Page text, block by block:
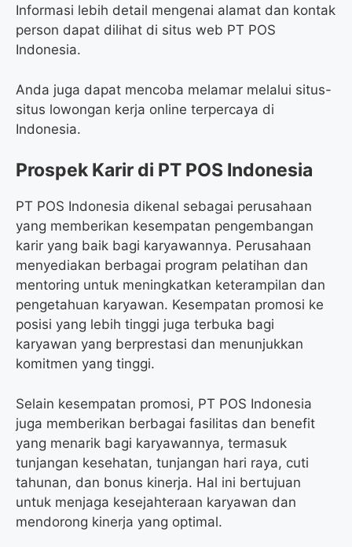
Informasi lebih detail mengenai alamat dan kontak
person dapat dilihat di situs web PT POS
Indonesia.
Anda juga dapat mencoba melamar melalui situs-
situs lowongan kerja online terpercaya di
Indonesia.
Prospek Karir di PT POS Indonesia
PT POS Indonesia dikenal sebagai perusahaan
yang memberikan kesempatan pengembangan
karir yang baik bagi karyawannya. Perusahaan
menyediakan berbagai program pelatihan dan
mentoring untuk meningkatkan keterampilan dan
pengetahuan karyawan. Kesempatan promosi ke
posisi yang lebih tinggi juga terbuka bagi
karyawan yang berprestasi dan menunjukkan
komitmen yang tinggi.
Selain kesempatan promosi, PT POS Indonesia
juga memberikan berbagai fasilitas dan benefit
yang menarik bagi karyawannya, termasuk
tunjangan kesehatan, tunjangan hari raya, cuti
tahunan, dan bonus kinerja. Hal ini bertujuan
untuk menjaga kesejahteraan karyawan dan
mendorong kinerja yang optimal.